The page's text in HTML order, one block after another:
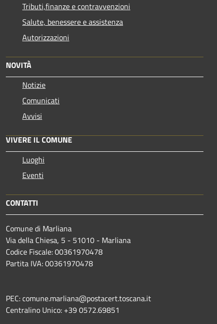
Tributi,finanze e contravvenzioni
Salute, benessere e assistenza
Autorizzazioni
NOVITÀ
Notizie
Comunicati
Avvisi
VIVERE IL COMUNE
Luoghi
Eventi
CONTATTI
Comune di Marliana
Via della Chiesa, 5 - 51010 - Marliana
Codice Fiscale: 00361970478
Partita IVA: 00361970478
PEC: comune.marliana@postacert.toscana.it
Centralino Unico: +39 0572.69851